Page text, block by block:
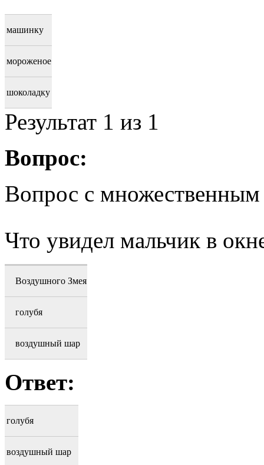
машинку
мороженое
шоколадку
Результат 1 из 1
Вопрос:
Вопрос с
Что увидел мальчик в
Воздушного Змея
голубя
воздушный шар
Ответ:
голубя
воздушный шар